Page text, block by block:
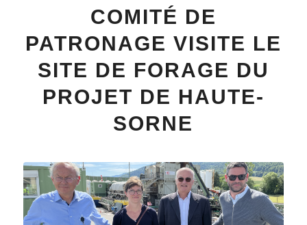
COMITÉ DE
PATRONAGE VISITE LE
SITE DE FORAGE DU
PROJET DE HAUTE-
SORNE